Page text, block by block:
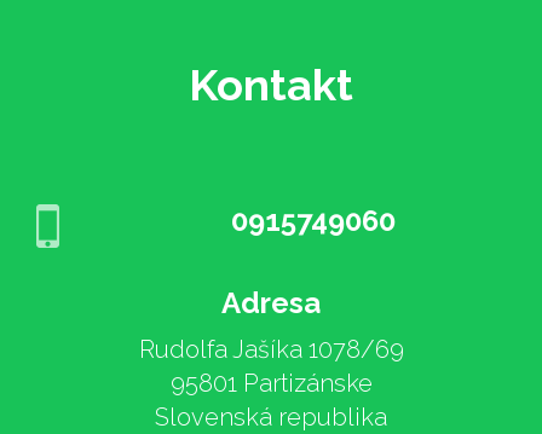
Kontakt
0915749060
Adresa
Rudolfa Jašíka 1078/69
95801 Partizánske
Slovenská republika